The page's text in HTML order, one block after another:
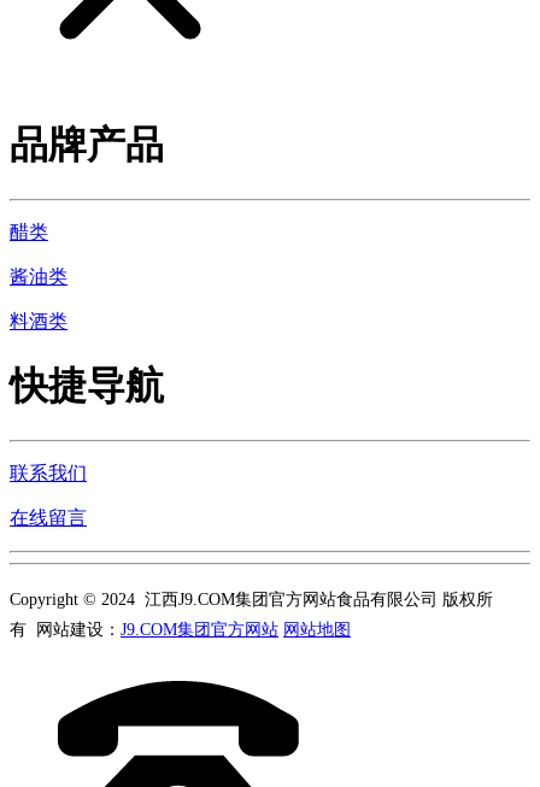
品牌产品
醋类
酱油类
料酒类
快捷导航
联系我们
在线留言
Copyright © 2024 江西J9.COM集团官方网站食品有限公司 版权所
有 网站建设： J9.COM集团官方网站 网站地图